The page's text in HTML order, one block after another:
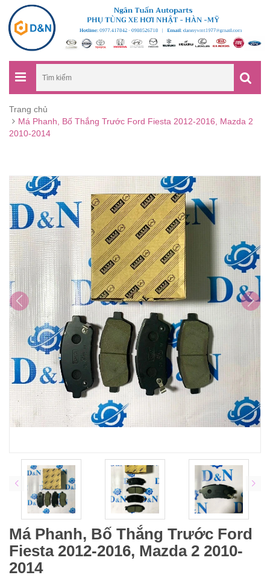
Trang chủ
Má Phanh, Bố Thắng Trước Ford Fiesta 2012-2016, Mazda 2
2010-2014
Má Phanh, Bố Thắng Trước Ford
Fiesta 2012-2016, Mazda 2 2010-
2014